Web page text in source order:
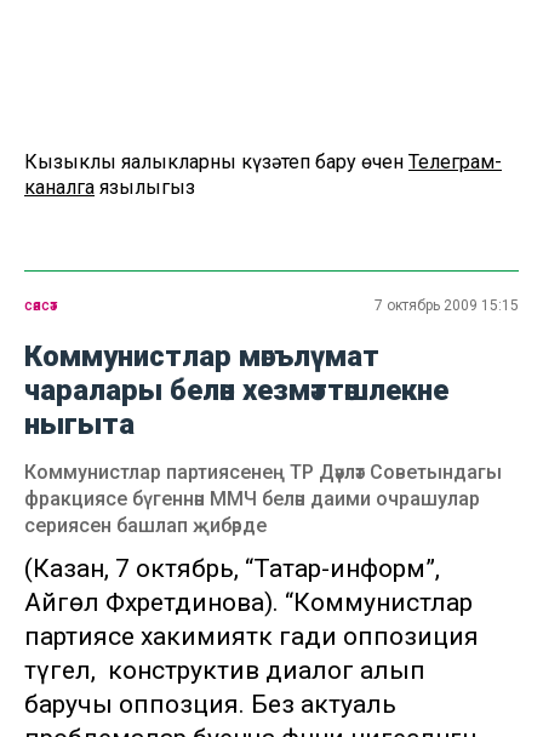
Кызыклы яңалыкларны күзәтеп бару өчен Телеграм-
каналга язылыгыз
сәясәт 7 октябрь 2009 15:15
Коммунистлар мәгълүмат
чаралары белән хезмәттәшлекне
ныгыта
Коммунистлар партиясенең ТР Дәүләт Советындагы
фракциясе бүгеннән ММЧ белән даими очрашулар
сериясен башлап җибәрде
(Казан, 7 октябрь, “Татар-информ”,
Айгөл Фәхретдинова). “Коммунистлар
партиясе хакимияткә гади оппозиция
түгел, ә конструктив диалог алып
баручы оппозция. Без актуаль